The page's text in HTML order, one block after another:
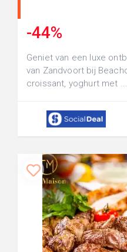
-44%
Geniet van een luxe
van Zandvoort bij
croissant, yoghurt met ...